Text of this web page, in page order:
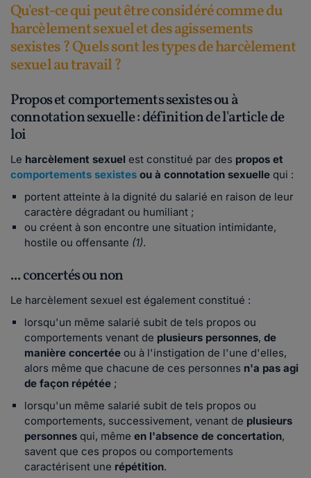
Qu'est-ce qui peut être considéré comme du
harcèlement sexuel et des agissements
sexistes ? Quels sont les types de harcèlement
sexuel au travail ?
Propos et comportements sexistes ou à
connotation sexuelle : définition de l'article de
loi
Le harcèlement sexuel est constitué par des propos et
comportements sexistes ou à connotation sexuelle qui :
portent atteinte à la dignité du salarié en raison de leur
caractère dégradant ou humiliant ;
ou créent à son encontre une situation intimidante,
hostile ou offensante (1).
... concertés ou non
Le harcèlement sexuel est également constitué :
lorsqu'un même salarié subit de tels propos ou
comportements venant de plusieurs personnes, de
manière concertée ou à l'instigation de l'une d'elles,
alors même que chacune de ces personnes n'a pas agi
de façon répétée ;
lorsqu'un même salarié subit de tels propos ou
comportements, successivement, venant de plusieurs
personnes qui, même en l'absence de concertation,
savent que ces propos ou comportements
caractérisent une répétition.